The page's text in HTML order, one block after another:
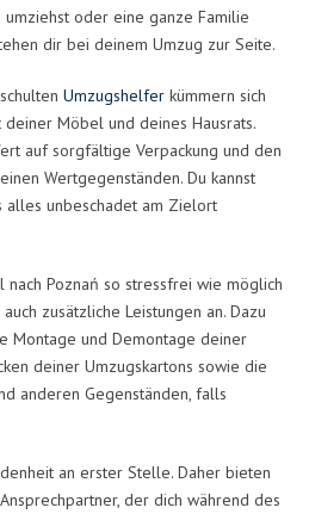
oder eine ganze Familie
dir bei deinem Umzug zur Seite.
Umzugshelfer kümmern sich
Möbel und deines Hausrats.
auf sorgfältige Verpackung und den
Wertgegenständen. Du kannst
alles unbeschadet am Zielort
nach Poznań so stressfrei wie möglich
zusätzliche Leistungen an. Dazu
Montage und Demontage deiner
deiner Umzugskartons sowie die
anderen Gegenständen, falls
an erster Stelle. Daher bieten
der dich während des